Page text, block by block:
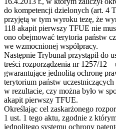
do kompetencji dzielonych (art. 4
przyjętą w tym wyroku tezę, że
118 akapit pierwszy TFUE nie
ono obejmować terytoria państw
we wzmocnionej współpracy.
Następnie Trybunał przystąpił do
treści rozporządzenia nr 1257/12
gwarantujące jednolitą ochronę
terytorium państw
w rezultacie, czy można było w
akapit pierwszy TFUE.
Określając cel zaskarżonego
1 ust. 1 tego aktu, zgodnie z
jednolitego systemu ochrony